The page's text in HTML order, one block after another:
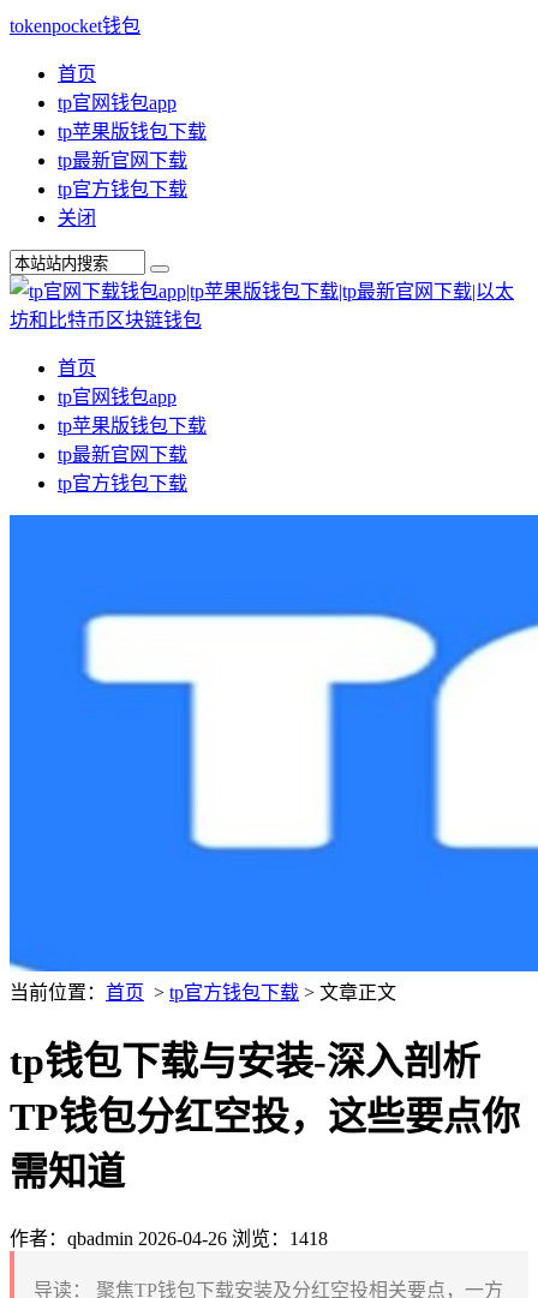
tokenpocket钱包
首页
tp官网钱包app
tp苹果版钱包下载
tp最新官网下载
tp官方钱包下载
关闭
首页
tp官网钱包app
tp苹果版钱包下载
tp最新官网下载
tp官方钱包下载
当前位置： 首页 > tp官方钱包下载 > 文章正文
tp钱包下载与安装-深入剖析
TP钱包分红空投，这些要点你
需知道
作者：qbadmin 2026-04-26 浏览：1418
导读：
聚焦TP钱包下载安装及分红空投相关要点，一方